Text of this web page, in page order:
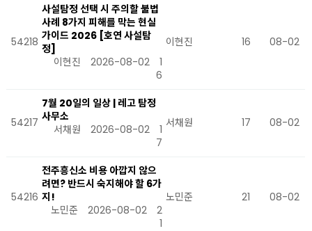
54218
사설탐정 선택 시 주의할 불법
사례 8가지 피해를 막는 현실
가이드 2026 [호연 사설탐
정]
이현진
2026-08-02
1
6
이현진 16 08-02
54217
7월 20일의 일상 | 레고 탐정
사무소
서채원
2026-08-02
1
7
서채원 17 08-02
54216
전주흥신소 비용 아깝지 않으
려면? 반드시 숙지해야 할 6가
지!
노민준
2026-08-02
2
1
노민준 21 08-02